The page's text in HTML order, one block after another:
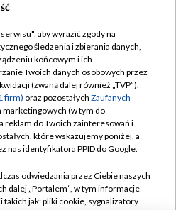
TVP
TVP
prywatności
zgody
Pomoc
Kontakt
aby wyrazić zgody na
śledzenia i zbierania danych,
końcowym i ich
Twoich danych osobowych przez
(zwaną dalej również „TVP”),
firm) oraz pozostałych Zaufanych
marketingowych (w tym do
reklam do Twoich zainteresowań i
które wskazujemy poniżej, a
nas identyfikatora PPID do Google.
odwiedzania przez Ciebie naszych
dalej „Portalem”, w tym informacje
jak: pliki cookie, sygnalizatory